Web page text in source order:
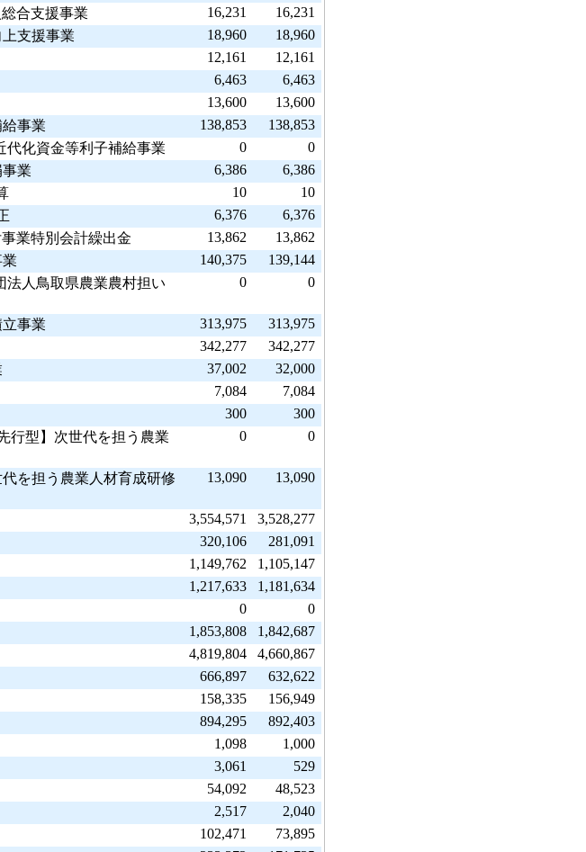
合支援事業 16,231
16,231
支援事業
18,960
18,960
12,161
12,161
6,463
6,463
13,600
13,600
事業
138,853
138,853
化資金等利子補給事業
0
0
業
6,386
6,386
10
10
6,376
6,376
業特別会計繰出金
13,862
13,862
140,375
139,144
法人鳥取県農業農村担い
0 0
事業 313,975
313,975
342,277
342,277
37,002
32,000
7,084
7,084
300
300
行型】次世代を担う農業
0 0
を担う農業人材育成研修
13,090 13,090
3,554,571
3,528,277
320,106
281,091
1,149,762
1,105,147
1,217,633
1,181,634
0
0
1,853,808
1,842,687
4,819,804
4,660,867
666,897
632,622
158,335
156,949
894,295
892,403
1,098
1,000
3,061
529
54,092
48,523
2,517
2,040
102,471
73,895